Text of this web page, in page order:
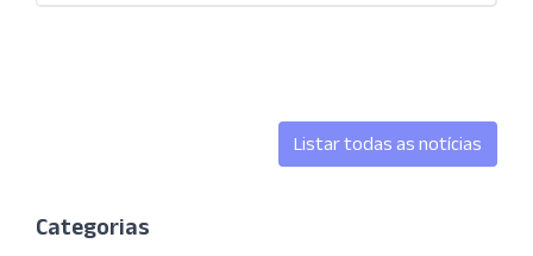
Listar todas as notícias
Categorias